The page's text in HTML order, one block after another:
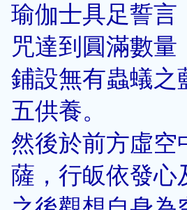
瑜伽士具足誓言
咒達到圓滿數
鋪設無有蟲蟻之
五供養。
然後於前方虛空
薩，行皈依發心